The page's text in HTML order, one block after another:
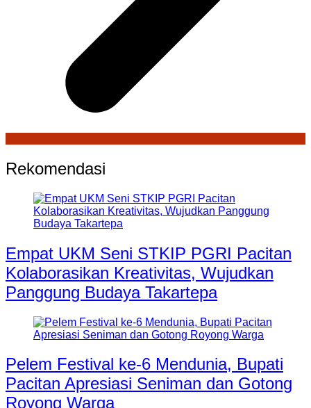
Rekomendasi
Empat UKM Seni STKIP PGRI Pacitan
Kolaborasikan Kreativitas, Wujudkan
Panggung Budaya Takartepa
Pelem Festival ke-6 Mendunia, Bupati
Pacitan Apresiasi Seniman dan Gotong
Royong Warga